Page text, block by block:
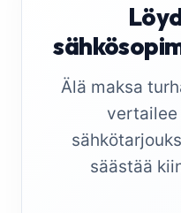
Älä maksa
vertailee
säästää